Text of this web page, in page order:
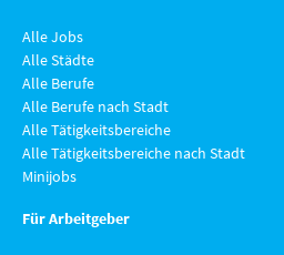
Alle Jobs
Alle Städte
Alle Berufe
Alle Berufe nach Stadt
Alle Tätigkeitsbereiche
Alle Tätigkeitsbereiche nach Stadt
Minijobs
Für Arbeitgeber